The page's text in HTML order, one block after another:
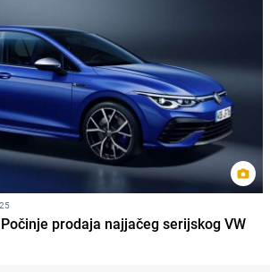
prodaja najjačeg serijskog VW